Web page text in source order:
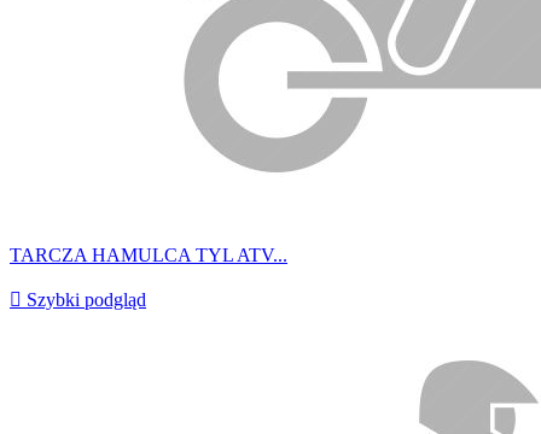
TARCZA HAMULCA TYL ATV...
 Szybki podgląd